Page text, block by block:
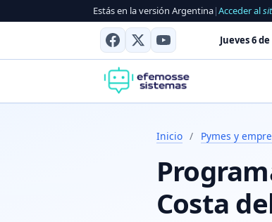
Estás en la versión Argentina|Acceder al
Jueves 6
Inicio / Pymes y
Costa